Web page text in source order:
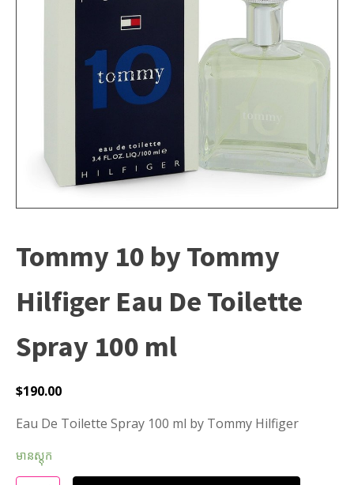
Tommy 10 by Tommy
Hilfiger Eau De Toilette
Spray 100 ml
$190.00
Eau De Toilette Spray 100 ml by Tommy Hilfiger
មានស្តុក